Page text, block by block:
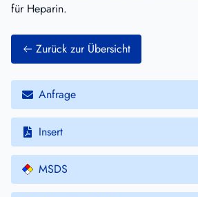
für Heparin.
Zurück zur Übersicht
Anfrage
Insert
MSDS